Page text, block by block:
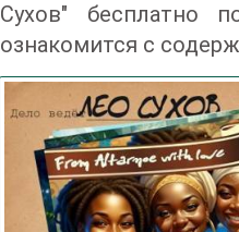
Сухов" бесплатно
ознакомится с